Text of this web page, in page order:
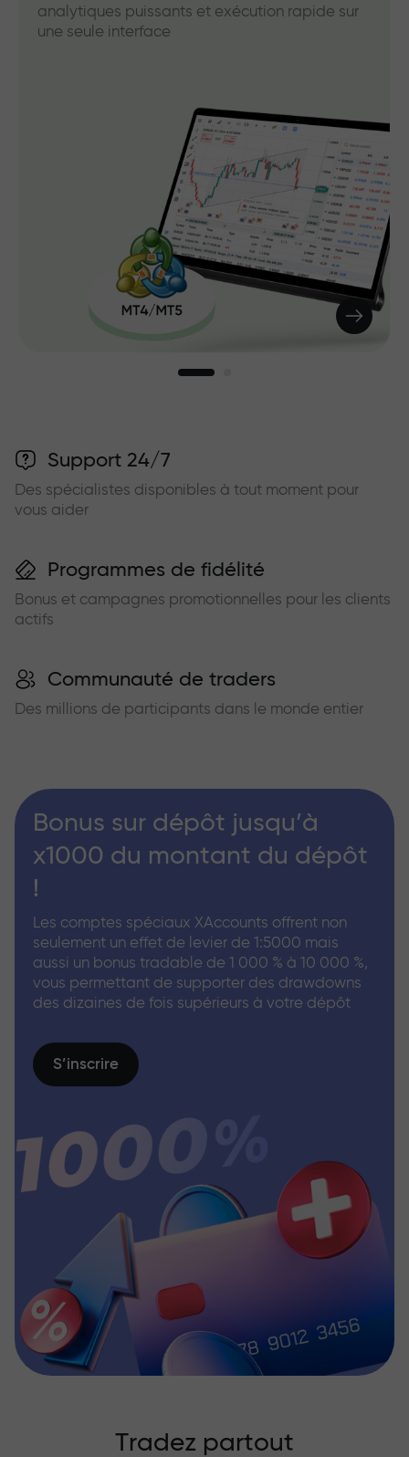
analytiques puissants et exécution rapide sur
une seule interface
Support 24/7
Des spécialistes disponibles à tout moment pour
vous aider
Programmes de fidélité
Bonus et campagnes promotionnelles pour les clients
actifs
Communauté de traders
Des millions de participants dans le monde entier
Bonus sur dépôt jusqu’à
x1000 du montant du dépôt
!
Les comptes spéciaux XAccounts offrent non
seulement un effet de levier de 1:5000 mais
aussi un bonus tradable de 1 000 % à 10 000 %,
vous permettant de supporter des drawdowns
des dizaines de fois supérieurs à votre dépôt
S’inscrire
Tradez partout